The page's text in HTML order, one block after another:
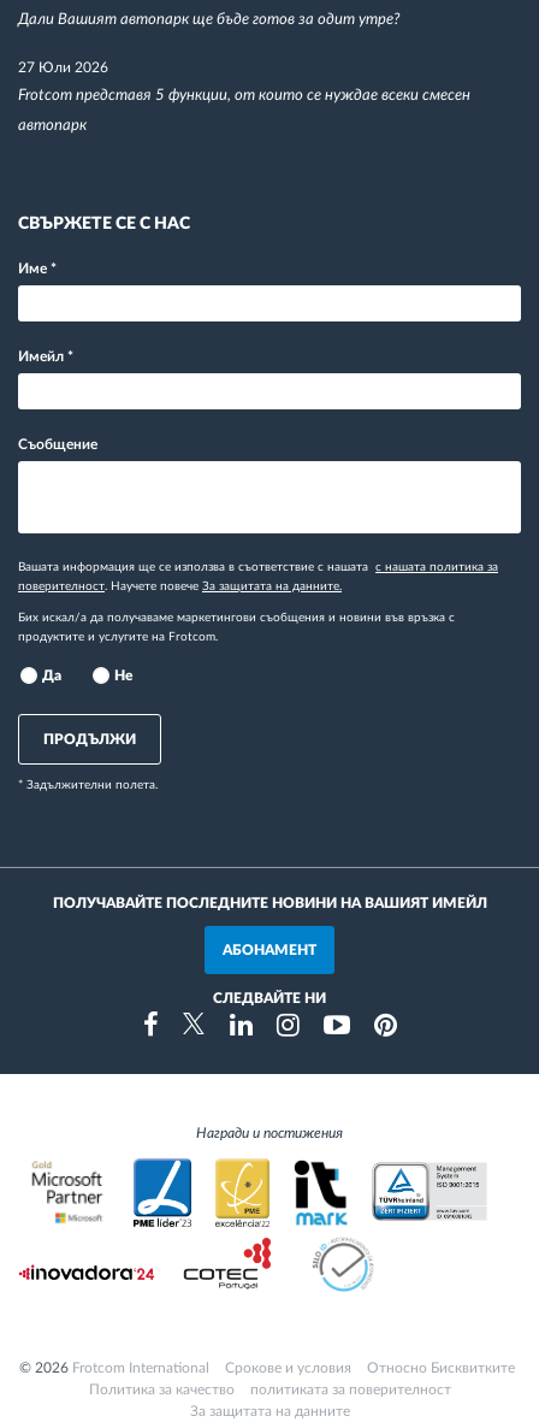
Дали Вашият автопарк ще бъде готов за одит утре?
27 Юли 2026
Frotcom представя 5 функции, от които се нуждае всеки смесен
автопарк
СВЪРЖЕТЕ СЕ С НАС
Име *
Имейл *
Съобщение
Вашата информация ще се използва в съответствие с нашата с нашата политика за
поверителност . Научете повече За защитата на данните.
Бих искал/а да получаваме маркетингови съобщения и новини във връзка с
продуктите и услугите на Frotcom.
Да Не
ПРОДЪЛЖИ
* Задължителни полета.
ПОЛУЧАВАЙТЕ ПОСЛЕДНИТЕ НОВИНИ НА ВАШИЯТ ИМЕЙЛ
АБОНАМЕНТ
СЛЕДВАЙТЕ НИ
FacebookTwitterLinkedinInstragramYoutubePinterest
Награди и постижения
© 2026 Frotcom International Cрокове и условия
Относно Бисквитките
Политика за качество
политиката за поверителност
За защитата на данните